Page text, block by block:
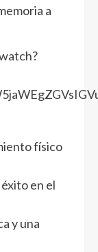
a
físico
en el
y una